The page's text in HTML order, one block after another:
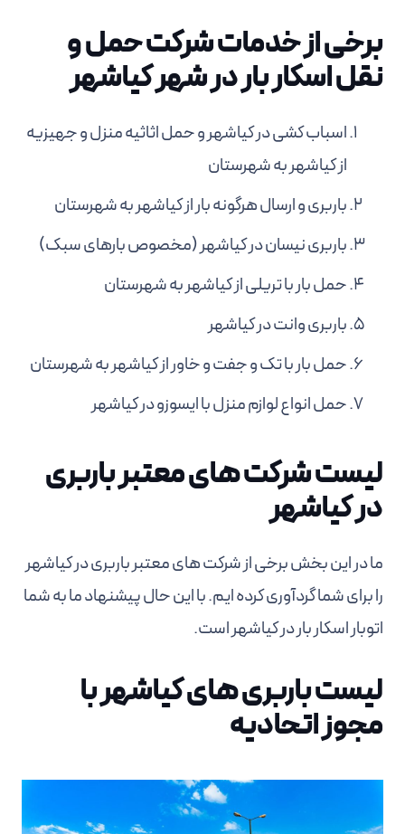
برخی از خدمات شرکت حمل و
نقل اسکار بار در شهر کیاشهر
اسباب کشی در کیاشهر و حمل اثاثیه منزل و جهیزیه
از کیاشهر به شهرستان
باربری و ارسال هرگونه بار از کیاشهر به شهرستان
باربری نیسان در کیاشهر (مخصوص بارهای سبک)
حمل بار با تریلی از کیاشهر به شهرستان
باربری وانت در کیاشهر
حمل بار با تک و جفت و خاور از کیاشهر به شهرستان
حمل انواع لوازم منزل با ایسوزو در کیاشهر
لیست شرکت های معتبر باربری
در کیاشهر
ما در این بخش برخی از شرکت های معتبر باربری در کیاشهر
را برای شما گردآوری کرده ایم. با این حال پیشنهاد ما به شما
اتوبار اسکار بار در کیاشهر است.
لیست باربری های کیاشهر با
مجوز اتحادیه